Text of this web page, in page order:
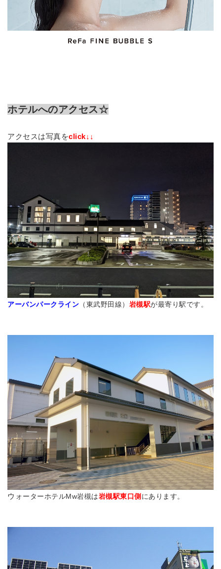
ホテルへのアクセス☆
アクセスは写真をclick↓↓
アーバンパークライン （東武野田線） 岩槻駅が最寄り駅です。
ウォーターホテルMw岩槻は岩槻駅東口側 にあります。